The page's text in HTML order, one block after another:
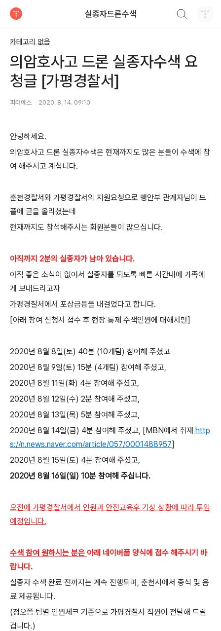
실종자드론수색
카테고리 없음
의암호사고 드론 실종자수색 요
청글 [가평경찰서]
피터에스 2020. 8. 14. 09:10
안녕하세요.
의암호사고 드론 실종자수색은 현재까지도 많은 분들이 수색에 참
여 해주시고 계십니다.
춘천경찰서와 가평경찰서의 지원요청으로 행안부 관계자님이 드
플에 글을 올리셨는데
현재까지도 참석해주시는 회원분들이 많으십니다.
아직까지 2분의 실종자가 남아 있습니다.
아직 좋은 소식이 없어서 실종자를 되도록 빠른 시간내에 가족에
게 보내드리고자
가평경찰서에서 포상금등을 내걸었다고 합니다.
[아래 참여 신청서 접수 후 현장 통제 수색인원에 대해서만]
2020년 8월 8일(토) 40분 (10개팀) 참여해 주셨고
2020년 8월 9일(토) 15분 (4개팀) 참여해 주셨고,
2020년 8월 11일(화) 4분 참여해 주셨고,
2020년 8월 12일(수) 2분 참여해 주셨고,
2020년 8월 13일(목) 5분 참여해 주셨고,
2020년 8월 14일(금) 4분 참여해 주셨고, [MBN에서 취재 http
s://n.news.naver.com/article/057/0001488957]
2020년 8월 15일(토) 4분 참여해 주셨고,
2020년 8월 16일(일) 10분 참여해 주십니다.
오전에 가평경찰서에서 인원과 안전교육후 기상 상황에 따라 투입
예정입니다.
수색 참여 원하시는 분은 아래 네이버폼 양식에 접수 해주시기 바
랍니다.
실종자 수색 완료 전까지는 계속 진행되며, 춘천시에서 중식 및 음
료 제공됩니다.
(정오쯤 팀별 인원체크 기준으로 가평경찰서 직원이 전달해 드릴
겁니다.)